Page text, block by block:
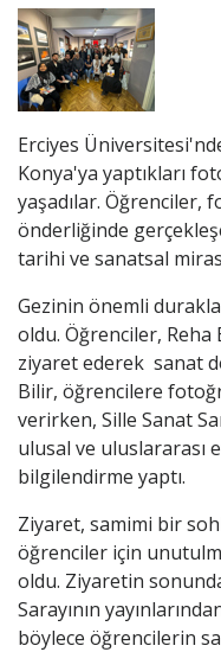
Erciyes
Konya'ya yaptıkları
yaşadılar. Öğrenciler,
önderliğinde
tarihi ve sanatsal
Gezinin önemli
oldu. Öğrenciler, Reha
ziyaret ederek sanat
Bilir, öğrencilere
verirken, Sille Sanat
ulusal ve uluslararası
bilgilendirme yaptı.
Ziyaret, samimi bir
öğrenciler için
oldu. Ziyaretin
Sarayının
böylece öğrencilerin